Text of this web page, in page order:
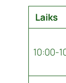
Laiks
10:00-